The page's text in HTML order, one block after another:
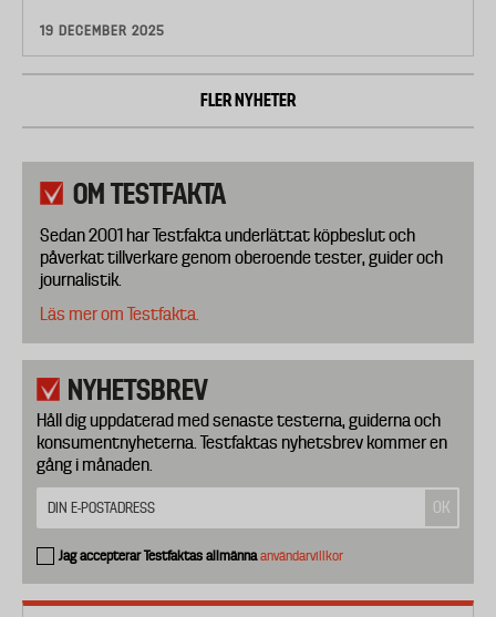
19 DECEMBER 2025
FLER NYHETER
OM TESTFAKTA
Sedan 2001 har Testfakta underlättat köpbeslut och
påverkat tillverkare genom oberoende tester, guider och
journalistik.
Läs mer om Testfakta.
NYHETSBREV
Håll dig uppdaterad med senaste testerna, guiderna och
konsumentnyheterna. Testfaktas nyhetsbrev kommer en
gång i månaden.
Jag accepterar Testfaktas allmännaanvändarvillkor